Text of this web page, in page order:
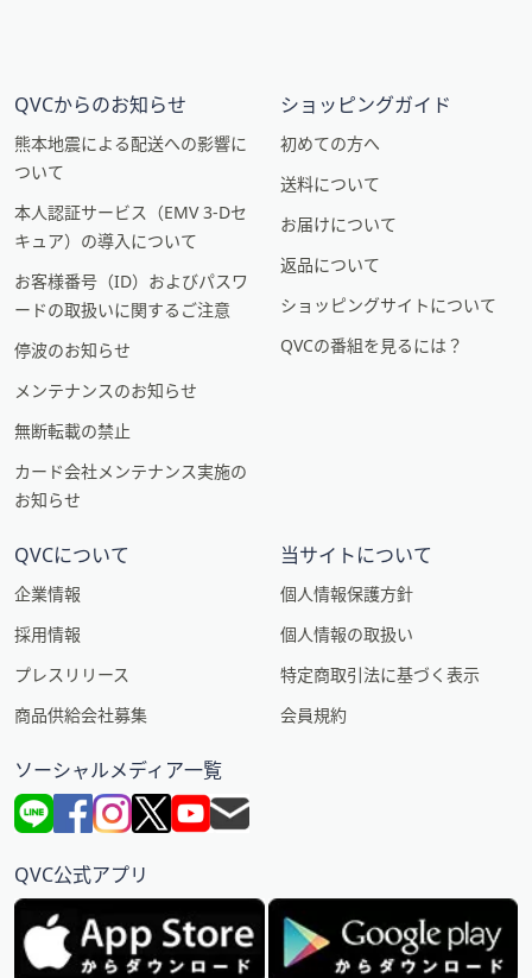
QVCからのお知らせ
熊本地震による配送への影響に
ついて
本人認証サービス（EMV 3-Dセ
キュア）の導入について
お客様番号（ID）およびパスワ
ードの取扱いに関するご注意
停波のお知らせ
メンテナンスのお知らせ
無断転載の禁止
カード会社メンテナンス実施の
お知らせ
ショッピングガイド
初めての方へ
送料について
お届けについて
返品について
ショッピングサイトについて
QVCの番組を見るには？
QVCについて
企業情報
採用情報
プレスリリース
商品供給会社募集
当サイトについて
個人情報保護方針
個人情報の取扱い
特定商取引法に基づく表示
会員規約
ソーシャルメディア一覧
QVC公式アプリ